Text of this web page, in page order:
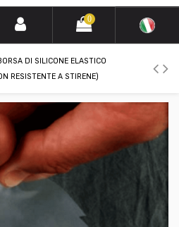
0
DI SILICONE ELASTICO
RESISTENTE A STIRENE)